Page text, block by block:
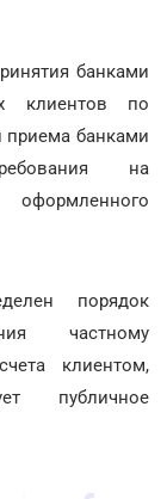
банками
клиентов по
приема банками
на
оформленного
порядок
частному
клиентом,
публичное